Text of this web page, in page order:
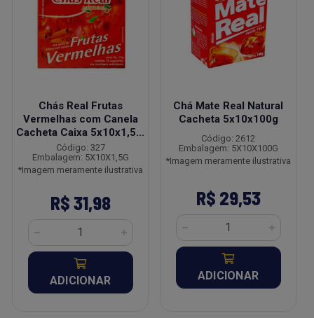
Chás Real Frutas
Vermelhas com Canela
Cacheta Caixa 5x10x1,5...
Código: 327
Embalagem: 5X10X1,5G
*Imagem meramente ilustrativa
R$ 31,98
ADICIONAR
Chá Mate Real Natural
Cacheta 5x10x100g
Código: 2612
Embalagem: 5X10X100G
*Imagem meramente ilustrativa
R$ 29,53
ADICIONAR